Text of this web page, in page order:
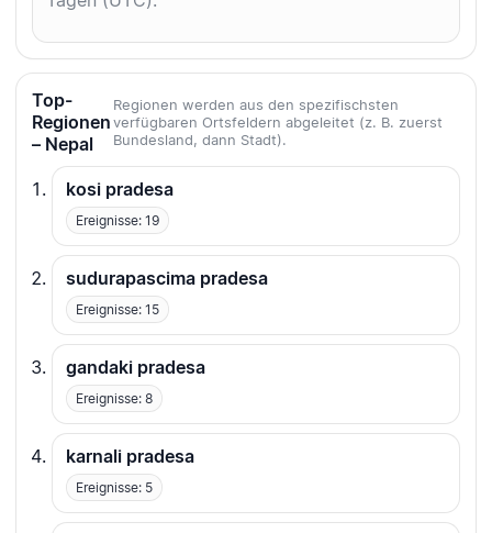
Top-
Regionen
– Nepal
Regionen werden aus den spezifischsten
verfügbaren Ortsfeldern abgeleitet (z. B. zuerst
Bundesland, dann Stadt).
kosi pradesa
Ereignisse: 19
sudurapascima pradesa
Ereignisse: 15
gandaki pradesa
Ereignisse: 8
karnali pradesa
Ereignisse: 5